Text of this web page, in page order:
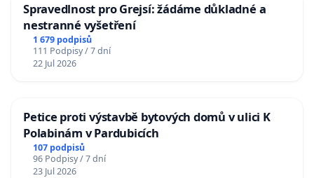
Spravedlnost pro Grejsí: žádáme důkladné a
nestranné vyšetření
1 679 podpisů
111 Podpisy / 7 dní
22 Jul 2026
Petice proti výstavbě bytových domů v ulici K
Polabinám v Pardubicích
107 podpisů
96 Podpisy / 7 dní
23 Jul 2026